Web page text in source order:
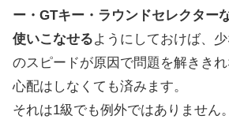
ー・GTキー・ラウンドセレクター
使いこなせるようにしておけば、
のスピードが原因で問題を解きき
心配はしなくても済みます。
それは1級でも例外ではありません。